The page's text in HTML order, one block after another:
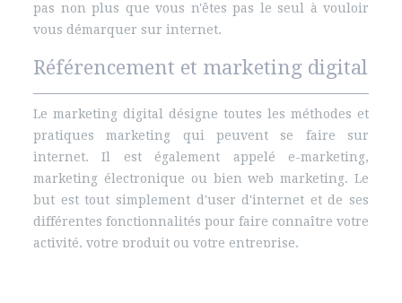
pas non plus que vous n'êtes pas le seul à vouloir
vous démarquer sur internet.
Référencement et marketing digital
Le marketing digital désigne toutes les méthodes et
pratiques marketing qui peuvent se faire sur
internet. Il est également appelé e-marketing,
marketing électronique ou bien web marketing. Le
but est tout simplement d'user d'internet et de ses
différentes fonctionnalités pour faire connaître votre
activité, votre produit ou votre entreprise.